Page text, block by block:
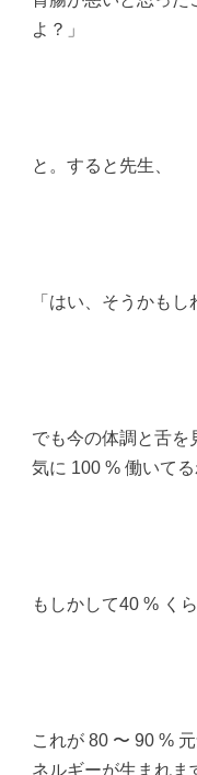
よ？」
と。すると先生、
「はい、そうかもし
でも今の体調と舌を
気に 100 % 働いて
もしかして40 % く
これが 80 〜 90 %
ネルギーが生まれま